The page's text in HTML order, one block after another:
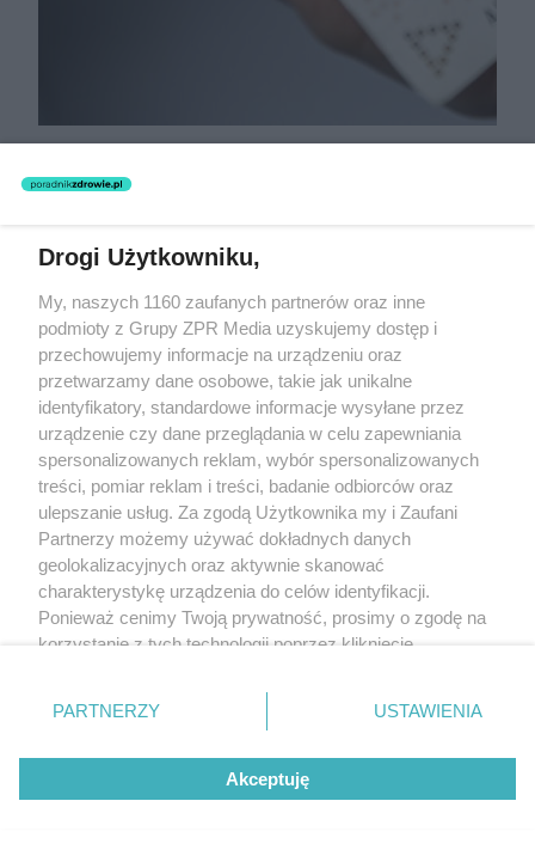
trzeba przepracować ani jednego
Drogi Użytkowniku,
My, naszych 1160 zaufanych partnerów oraz inne
podmioty z Grupy ZPR Media uzyskujemy dostęp i
przechowujemy informacje na urządzeniu oraz
przetwarzamy dane osobowe, takie jak unikalne
identyfikatory, standardowe informacje wysyłane przez
urządzenie czy dane przeglądania w celu zapewniania
spersonalizowanych reklam, wybór spersonalizowanych
treści, pomiar reklam i treści, badanie odbiorców oraz
ulepszanie usług. Za zgodą Użytkownika my i Zaufani
Partnerzy możemy używać dokładnych danych
geolokalizacyjnych oraz aktywnie skanować
charakterystykę urządzenia do celów identyfikacji.
Ponieważ cenimy Twoją prywatność, prosimy o zgodę na
korzystanie z tych technologii poprzez kliknięcie
zmienić/wycofać klikając przycisk ustawień prywatności
znajdujący się w lewym dolnym rogu strony
rodzaje przetwarzania danych nie wymagają zgody
użytkownika, ale masz prawo sprzeciwić się takiemu
przetwarzaniu. Preferencje będą miały zastosowanie tylko
PARTNERZY USTAWIENIA
Akceptuję